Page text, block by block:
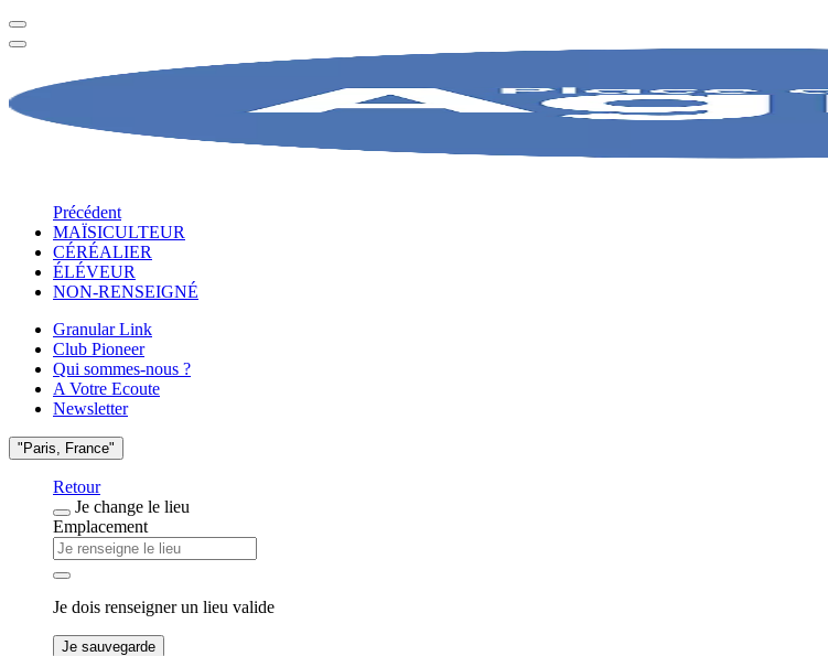
Précédent
MAÏSICULTEUR
CÉRÉALIER
ÉLÉVEUR
NON-RENSEIGNÉ
Granular Link
Club Pioneer
Qui sommes-nous ?
A Votre Ecoute
Newsletter
"Paris, France"
Retour
Je change le lieu
Emplacement
Je dois renseigner un lieu valide
Je sauvegarde